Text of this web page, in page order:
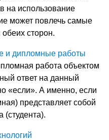
на использование
может повлечь самые
сторон.
и дипломные работы
работа объектом
ответ на данный
«если». А именно, если
представляет собой
(студента).